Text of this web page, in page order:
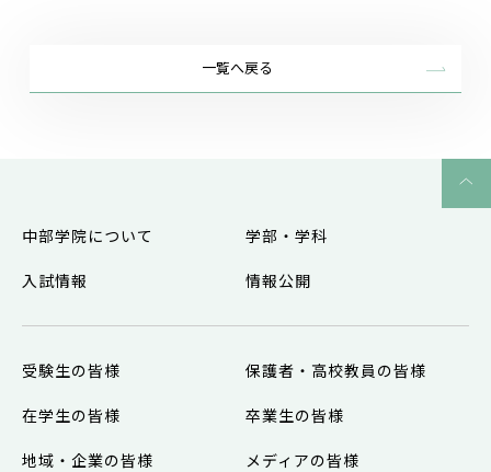
一覧へ戻る
中部学院について 学部・学科
入試情報 情報公開
受験生の皆様 保護者・高校教員の皆様
在学生の皆様 卒業生の皆様
地域・企業の皆様 メディアの皆様